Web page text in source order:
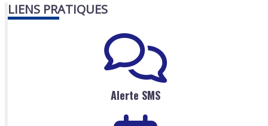
LIENS PRATIQUES
Alerte SMS